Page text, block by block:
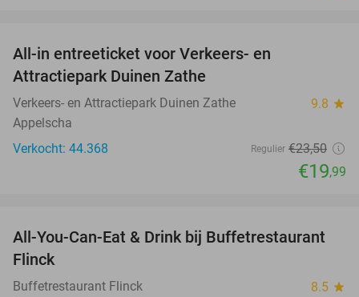
All-in entreeticket voor Verkeers- en
Attractiepark Duinen Zathe
Verkeers- en Attractiepark Duinen Zathe 9.8 star
Appelscha
Verkocht: 44.368
Regulier €23,50
€19,99
33%
All-You-Can-Eat & Drink bij Buffetrestaurant
Flinck
Buffetrestaurant Flinck 8.5 star